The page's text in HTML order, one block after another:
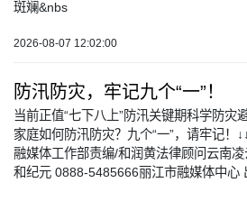
斑斓&nbs
2026-08-07 12:02:00
防汛防灾，牢记九个“一”！
当前正值“七下八上”防汛关键期科学防灾
家庭如何防汛防灾？九个“一”，请牢记！
融媒体工作部责编/和润黄法律顾问云南
和纪元 0888-5485666丽江市融媒体中心